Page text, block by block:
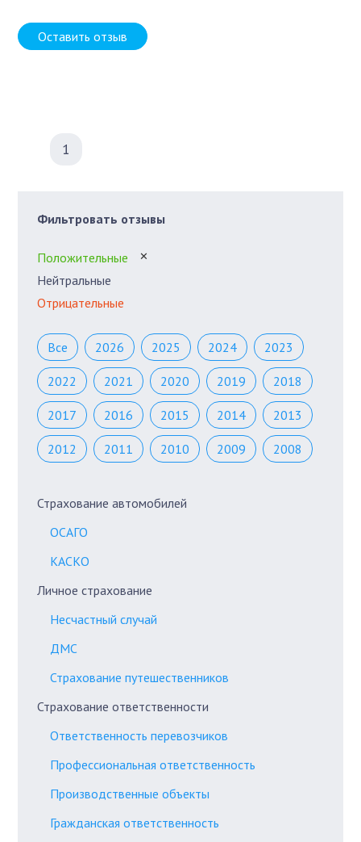
Оставить отзыв
1
Фильтровать отзывы
Положительные ✕
Нейтральные
Отрицательные
Все 2026 2025 2024 2023
2022 2021 2020 2019 2018
2017 2016 2015 2014 2013
2012 2011 2010 2009 2008
Страхование автомобилей
ОСАГО
КАСКО
Личное страхование
Несчастный случай
ДМС
Страхование путешественников
Страхование ответственности
Ответственность перевозчиков
Профессиональная ответственность
Производственные объекты
Гражданская ответственность